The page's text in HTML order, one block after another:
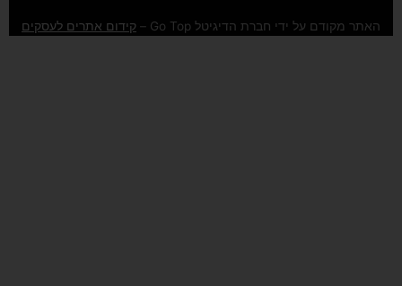
o
o
g
r
b
e
האתר מקודם על ידי חברת הדיגיטל Go Top – קידום אתרים לעסקים